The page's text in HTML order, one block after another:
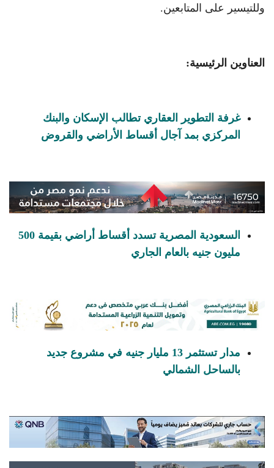
وللتيسير على المتابعين.
العناوين الرئيسية:
غرفة التطوير العقاري تطالب الإسكان والبنك
المركزي بمد آجال أقساط الأراضي والقروض
السعودية المصرية تسدد أقساط أراضي بقيمة 500
مليون جنيه بالعام الجاري
مدار تستثمر 13 مليار جنيه في مشروع جديد
بالساحل الشمالي